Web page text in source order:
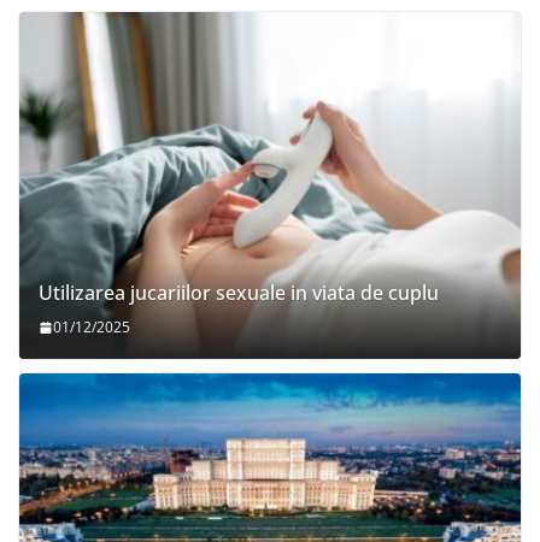
Utilizarea jucariilor sexuale in viata de cuplu
01/12/2025